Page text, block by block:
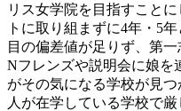
リス女学院を目指すこと
トに取り組まずに4年・5
目の偏差値が足りず、第
Nフレンズや説明会に娘を
がその気になる学校が見
人が在学している学校で